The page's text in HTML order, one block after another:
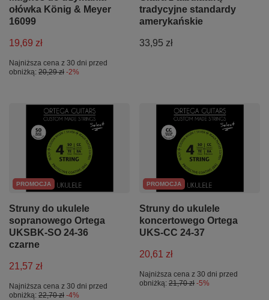
ołówka König & Meyer
16099
19,69 zł
Najniższa cena z 30 dni przed
obniżką: 20,29 zł -2%
tradycyjne standardy
amerykańskie
33,95 zł
PROMOCJA
Struny do ukulele
sopranowego Ortega
UKSBK-SO 24-36
czarne
21,57 zł
Najniższa cena z 30 dni przed
obniżką: 22,70 zł -4%
PROMOCJA
Struny do ukulele
koncertowego Ortega
UKS-CC 24-37
20,61 zł
Najniższa cena z 30 dni przed
obniżką: 21,70 zł -5%